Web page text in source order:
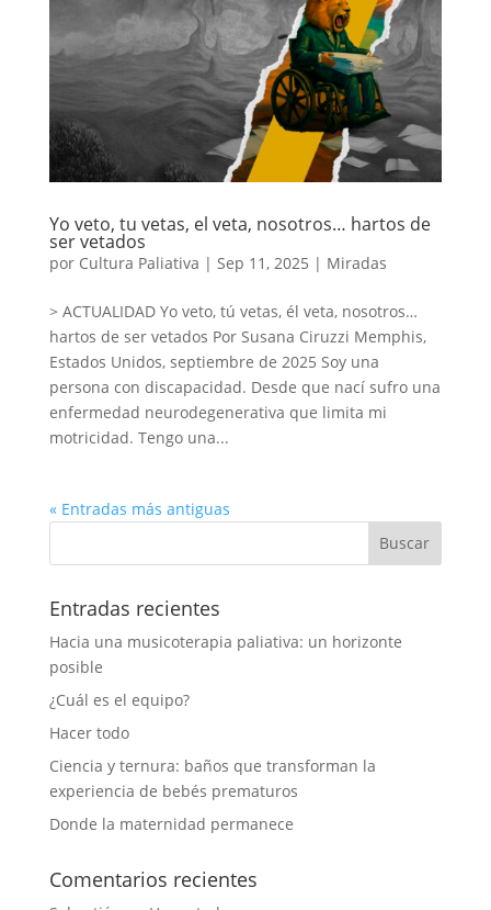
Yo veto, tu vetas, el veta, nosotros… hartos de
ser vetados
por Cultura Paliativa | Sep 11, 2025 | Miradas
> ACTUALIDAD Yo veto, tú vetas, él veta, nosotros…
hartos de ser vetados Por Susana Ciruzzi Memphis,
Estados Unidos, septiembre de 2025 Soy una
persona con discapacidad. Desde que nací sufro una
enfermedad neurodegenerativa que limita mi
motricidad. Tengo una...
« Entradas más antiguas
Entradas recientes
Hacia una musicoterapia paliativa: un horizonte
posible
¿Cuál es el equipo?
Hacer todo
Ciencia y ternura: baños que transforman la
experiencia de bebés prematuros
Donde la maternidad permanece
Comentarios recientes